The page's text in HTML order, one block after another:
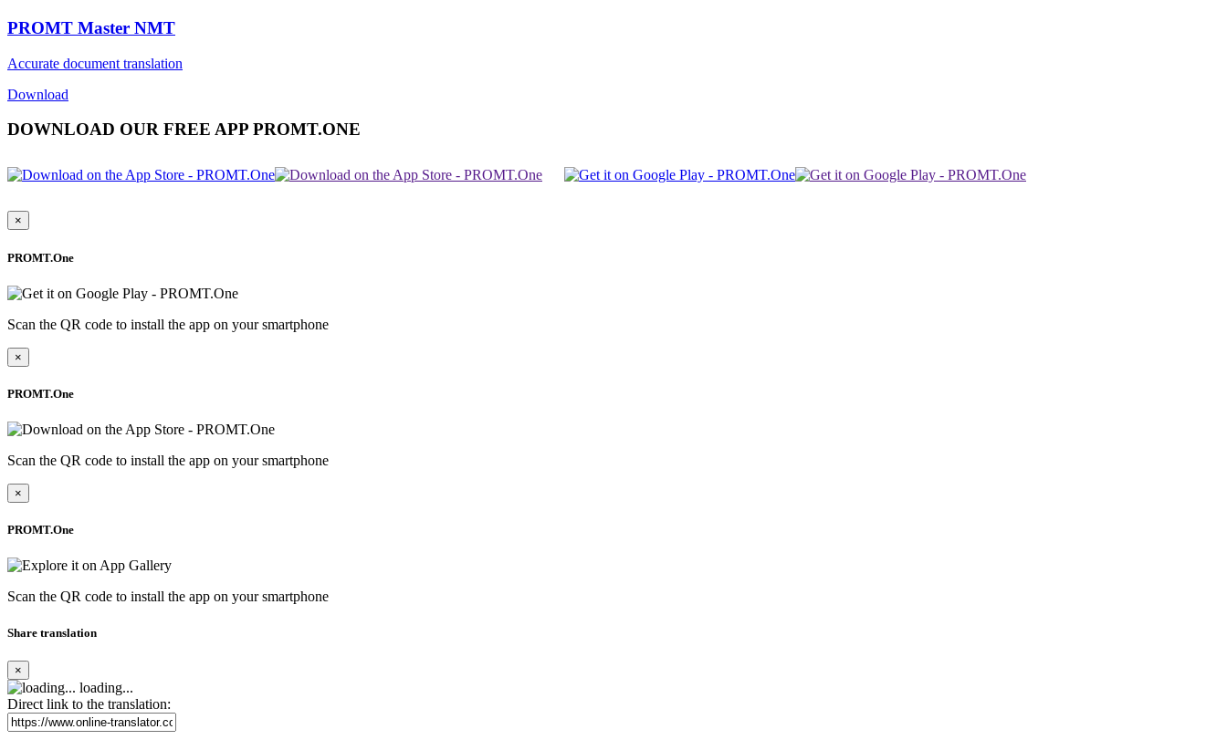
PROMT Master NMT
Accurate document translation
Download
DOWNLOAD OUR FREE APP PROMT.ONE
×
PROMT.One
Scan the QR code to install the app on your smartphone
×
PROMT.One
Scan the QR code to install the app on your smartphone
×
PROMT.One
Scan the QR code to install the app on your smartphone
Share translation
×
loading...
Direct link to the translation: